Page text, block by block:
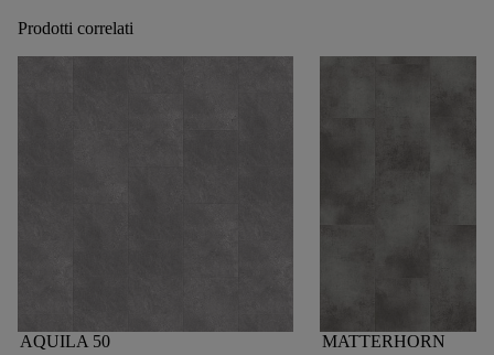
Prodotti correlati
AQUILA 50
MATTERHORN